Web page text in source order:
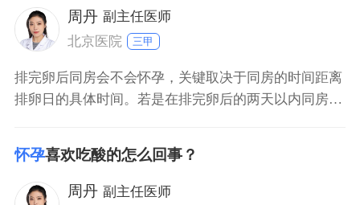
此不能说hcg升高就是怀孕。要想确诊怀孕，还需要做
超
周丹 副主任医师
北京医院
三甲
排完卵后同房会不会怀孕，关键取决于同房的时间距离
排卵日的具体时间。若是在排完卵后的两天以内同房，
怀孕的几率就会明显的下降；排完卵的4天以后再同
房，基本上就不会怀孕。如果不想怀孕的话，在排完卵
后的4天之内尽量不要同房。
怀孕喜欢吃酸的怎么回事？
周丹 副主任医师